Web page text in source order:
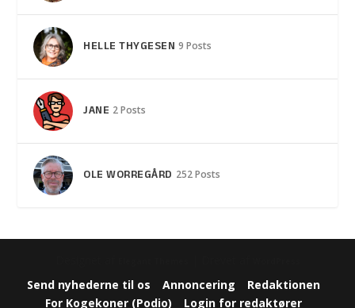
HELLE THYGESEN 9 Posts
JANE 2 Posts
OLE WORREGÅRD 252 Posts
Send nyhederne til os Annoncering
Redaktionen
For Kogekoner (Podio)
Login for redaktører